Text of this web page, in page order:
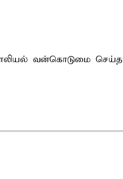
வன்கொடுமை செய்த